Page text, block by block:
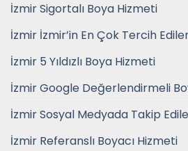
İzmir Sigortalı Boya Hizmeti
İzmir İzmir’in En Çok Tercih
İzmir 5 Yıldızlı Boya Hizmeti
İzmir Google Değerlendirmeli
İzmir Sosyal Medyada Takip
İzmir Referanslı Boyacı Hizmeti